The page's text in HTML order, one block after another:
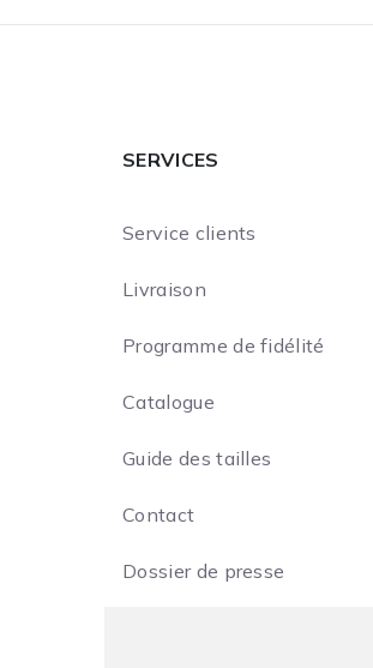
SERVICES
Service clients
Livraison
Programme de fidélité
Catalogue
Guide des tailles
Contact
Dossier de presse